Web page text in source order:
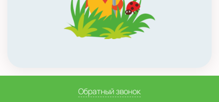
Обратный звонок